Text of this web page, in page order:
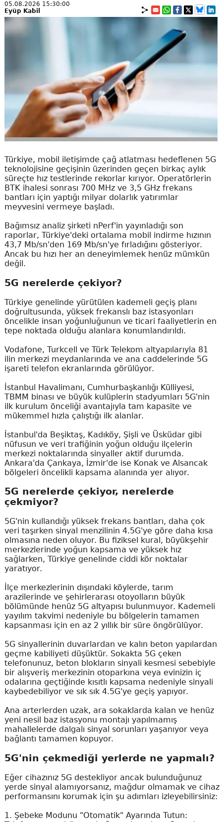
05.08.2026 15:30:00
Eyüp Kabil
Türkiye, mobil iletişimde çağ atlatması hedeflenen 5G
teknolojisine geçişinin üzerinden geçen birkaç aylık
süreçte hız testlerinde rekorlar kırıyor. Operatörlerin
BTK ihalesi sonrası 700 MHz ve 3,5 GHz frekans
bantları için yaptığı milyar dolarlık yatırımlar
meyvesini vermeye başladı.
Bağımsız analiz şirketi nPerf'in yayınladığı son
raporlar, Türkiye'deki ortalama mobil indirme hızının
43,7 Mb/sn'den 169 Mb/sn'ye fırladığını gösteriyor.
Ancak bu hızı her an deneyimlemek henüz mümkün
değil.
5G nerelerde çekiyor?
Türkiye genelinde yürütülen kademeli geçiş planı
doğrultusunda, yüksek frekanslı baz istasyonları
öncelikle insan yoğunluğunun ve ticari faaliyetlerin en
tepe noktada olduğu alanlara konumlandırıldı.
Vodafone, Turkcell ve Türk Telekom altyapılarıyla 81
ilin merkezi meydanlarında ve ana caddelerinde 5G
işareti telefon ekranlarında görülüyor.
İstanbul Havalimanı, Cumhurbaşkanlığı Külliyesi,
TBMM binası ve büyük kulüplerin stadyumları 5G'nin
ilk kurulum önceliği avantajıyla tam kapasite ve
mükemmel hızla çalıştığı ilk alanlar.
İstanbul'da Beşiktaş, Kadıköy, Şişli ve Üsküdar gibi
nüfusun ve veri trafiğinin yoğun olduğu ilçelerin
merkezi noktalarında sinyaller aktif durumda.
Ankara'da Çankaya, İzmir'de ise Konak ve Alsancak
bölgeleri öncelikli kapsama alanında yer alıyor.
5G nerelerde çekiyor, nerelerde
çekmiyor?
5G'nin kullandığı yüksek frekans bantları, daha çok
veri taşırken sinyal menzilinin 4.5G'ye göre daha kısa
olmasına neden oluyor. Bu fiziksel kural, büyükşehir
merkezlerinde yoğun kapsama ve yüksek hız
sağlarken, Türkiye genelinde ciddi kör noktalar
yaratıyor.
İlçe merkezlerinin dışındaki köylerde, tarım
arazilerinde ve şehirlerarası otoyolların büyük
bölümünde henüz 5G altyapısı bulunmuyor. Kademeli
yayılım takvimi nedeniyle bu bölgelerin tamamen
kapsanması için en az 2 yıllık bir süre öngörülüyor.
5G sinyallerinin duvarlardan ve kalın beton yapılardan
geçme kabiliyeti düşüktür. Sokakta 5G çeken
telefonunuz, beton blokların sinyali kesmesi sebebiyle
bir alışveriş merkezinin otoparkına veya evinizin iç
odalarına geçtiğinde kısıtlı kapsama nedeniyle sinyali
kaybedebiliyor ve sık sık 4.5G'ye geçiş yapıyor.
Ana arterlerden uzak, ara sokaklarda kalan ve henüz
yeni nesil baz istasyonu montajı yapılmamış
mahallelerde dalgalı sinyal sorunları yaşanıyor veya
bağlantı tamamen kopuyor.
5G'nin çekmediği yerlerde ne yapmalı?
Eğer cihazınız 5G destekliyor ancak bulunduğunuz
yerde sinyal alamıyorsanız, mağdur olmamak ve cihaz
performansını korumak için şu adımları izleyebilirsiniz:
1. Şebeke Modunu "Otomatik" Ayarında Tutun: